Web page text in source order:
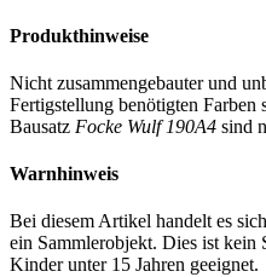
Produkthinweise
Nicht zusammengebauter und
Fertigstellung benötigten
Bausatz Focke Wulf 190A4 sind
Warnhinweis
Bei diesem Artikel handelt es
ein Sammlerobjekt. Dies ist kein
Kinder unter 15 Jahren geeignet.